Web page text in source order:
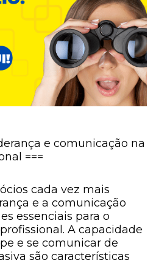
e comunicação na
===
cada vez mais
e a comunicação
essenciais para o
A capacidade
e se comunicar de
são características